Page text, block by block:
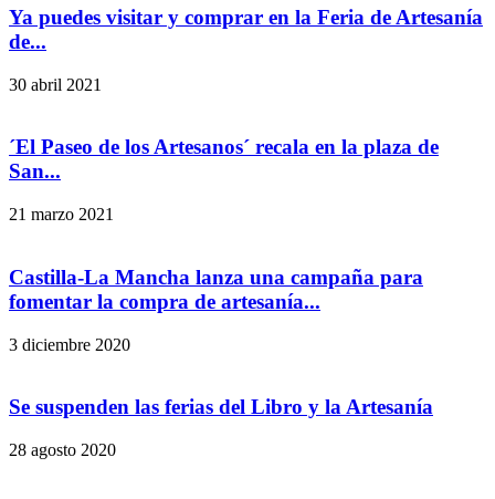
Ya puedes visitar y comprar en la Feria de Artesanía
de...
30 abril 2021
´El Paseo de los Artesanos´ recala en la plaza de
San...
21 marzo 2021
Castilla-La Mancha lanza una campaña para
fomentar la compra de artesanía...
3 diciembre 2020
Se suspenden las ferias del Libro y la Artesanía
28 agosto 2020